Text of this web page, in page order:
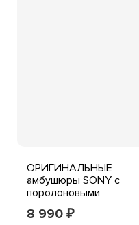
ОРИГИНАЛЬНЫЕ
амбушюры SONY с
поролоновыми
подушечками для
наушников SONY WH-
8 990 ₽